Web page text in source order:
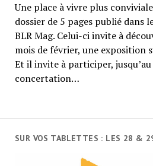
SUR VOS TABLETTES : LES 28 &
Une place à vivre plus
dossier de 5 pages publié dans
BLR Mag. Celui-ci invite à
mois de février, une exposition
Et il invite à participer,
concertation…